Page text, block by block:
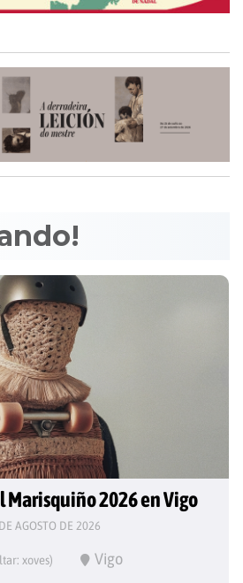
Marisquiño 2026 en Vigo
AGOSTO DE 2026
xoves) Vigo